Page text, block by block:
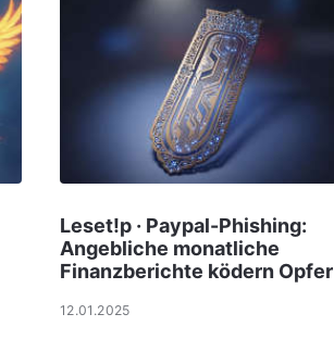
Leset!p · Paypal-Phishing:
Angebliche monatliche
Finanzberichte ködern Opfer
12.01.2025